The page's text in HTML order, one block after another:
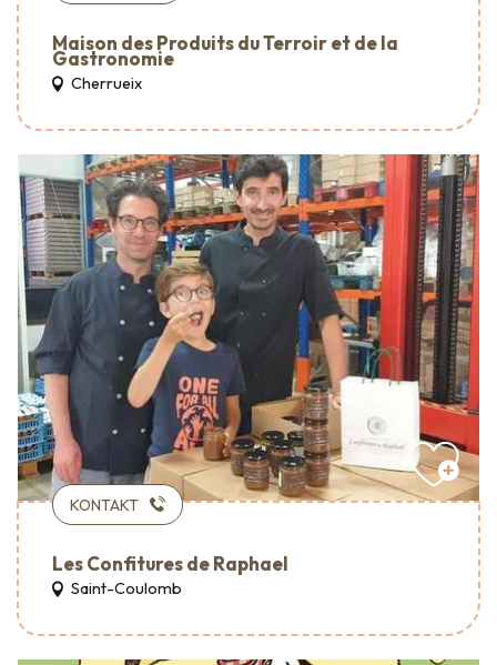
Maison des Produits du Terroir et de la
Gastronomie
Cherrueix
KONTAKT
Les Confitures de Raphael
Saint-Coulomb